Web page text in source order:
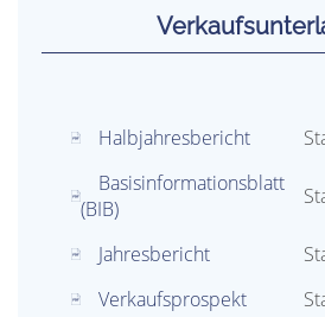
Halbjahresbericht
Basisinformationsblatt
(BIB)
Jahresbericht
Verkaufsprospekt